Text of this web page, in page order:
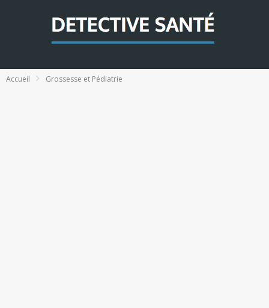
Accueil Grossesse et Pédiatrie